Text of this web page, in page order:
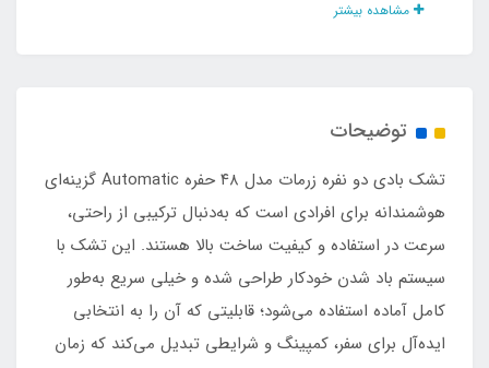
۲ عدد
بژ
مشاهده بیشتر
توضیحات
تشک بادی دو نفره زرمات مدل ۴۸ حفره Automatic گزینه‌ای
هوشمندانه برای افرادی است که به‌دنبال ترکیبی از راحتی،
سرعت در استفاده و کیفیت ساخت بالا هستند. این تشک با
سیستم باد شدن خودکار طراحی شده و خیلی سریع به‌طور
کامل آماده استفاده می‌شود؛ قابلیتی که آن را به انتخابی
ایده‌آل برای سفر، کمپینگ و شرایطی تبدیل می‌کند که زمان